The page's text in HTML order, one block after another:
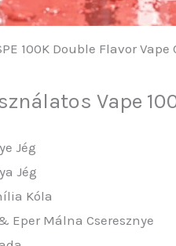
100K Double Flavor
Vape
Jég
Jég
Kóla
Eper Málna Cseresznye